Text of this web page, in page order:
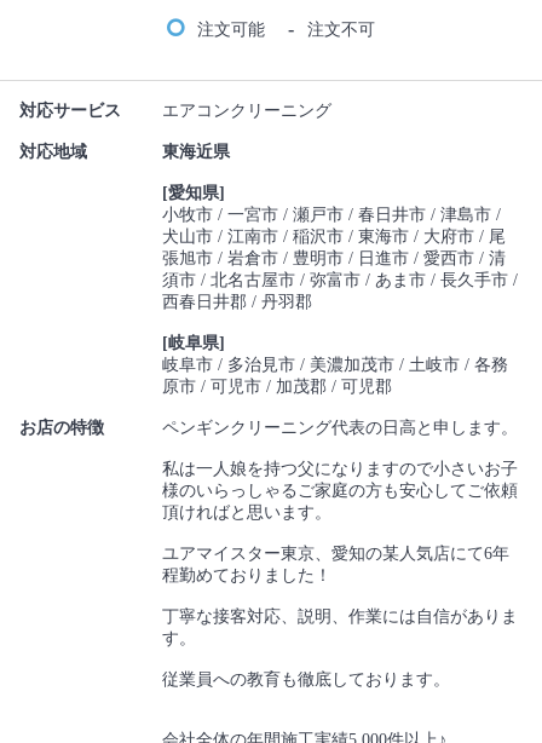
注文可能 - 注文不可
対応サービス エアコンクリーニング
対応地域 東海近県
[愛知県]
小牧市 一宮市 瀬戸市 春日井市 津島市
犬山市 江南市 稲沢市 東海市 大府市 尾
張旭市 岩倉市 豊明市 日進市 愛西市 清
須市 北名古屋市 弥富市 あま市 長久手市
西春日井郡 丹羽郡
[岐阜県]
岐阜市 多治見市 美濃加茂市 土岐市 各務
原市 可児市 加茂郡 可児郡
お店の特徴 ペンギンクリーニング代表の日高と申します。
私は一人娘を持つ父になりますので小さいお子
様のいらっしゃるご家庭の方も安心してご依頼
頂ければと思います。
ユアマイスター東京、愛知の某人気店にて6年
程勤めておりました！
丁寧な接客対応、説明、作業には自信がありま
す。
従業員への教育も徹底しております。